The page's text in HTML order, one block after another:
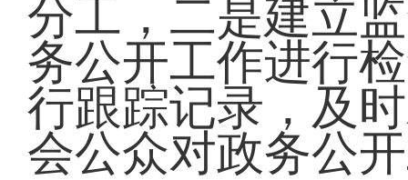
分工，二是建立
务公开工作进行
行跟踪记录，及
会公众对政务公